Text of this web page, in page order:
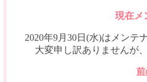
現在メ
2020年9月30日(水)はメンテ
大変申し訳ありませんが
前